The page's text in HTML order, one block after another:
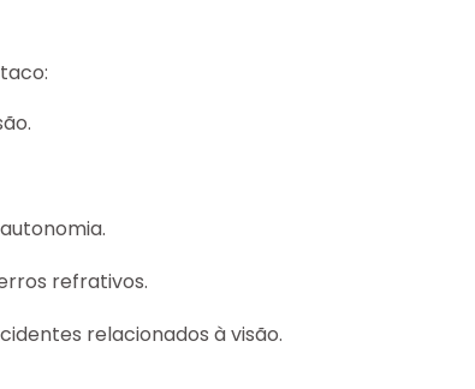
refrativos.
relacionados à visão.